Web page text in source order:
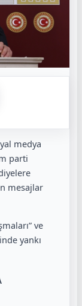
medya
parti
mesajlar
ve
yankı